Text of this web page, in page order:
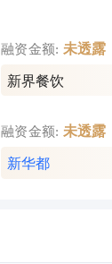
融资金额: 未透露
新界餐饮
融资金额: 未透露
新华都